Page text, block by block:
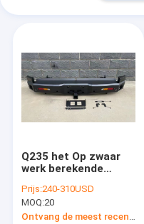
Q235 het Op zwaar
werk berekende
begrip van de de
Stierenbar 2021 van
ISUZU DMAX
Prijs:240-310USD
MOQ:20